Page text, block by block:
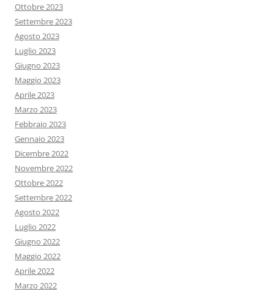
Ottobre 2023
Settembre 2023
Agosto 2023
Luglio 2023
Giugno 2023
Maggio 2023
Aprile 2023
Marzo 2023
Febbraio 2023
Gennaio 2023
Dicembre 2022
Novembre 2022
Ottobre 2022
Settembre 2022
Agosto 2022
Luglio 2022
Giugno 2022
Maggio 2022
Aprile 2022
Marzo 2022